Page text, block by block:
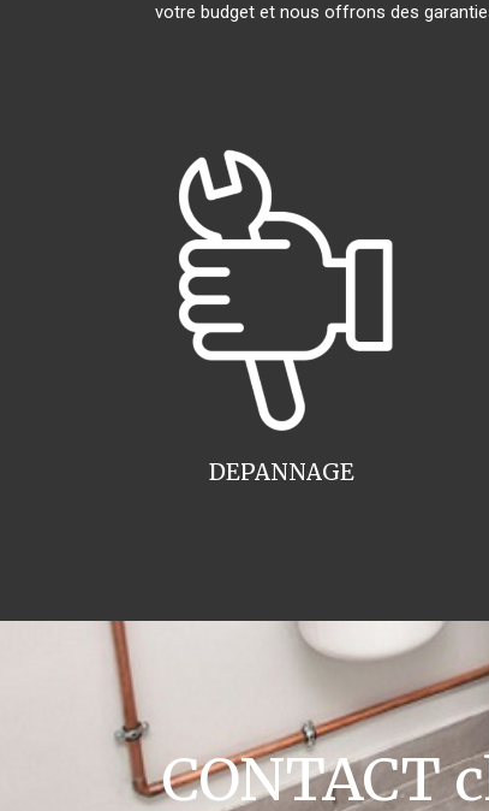
votre budget et nous offrons des
DEPANNAGE
CONTACT